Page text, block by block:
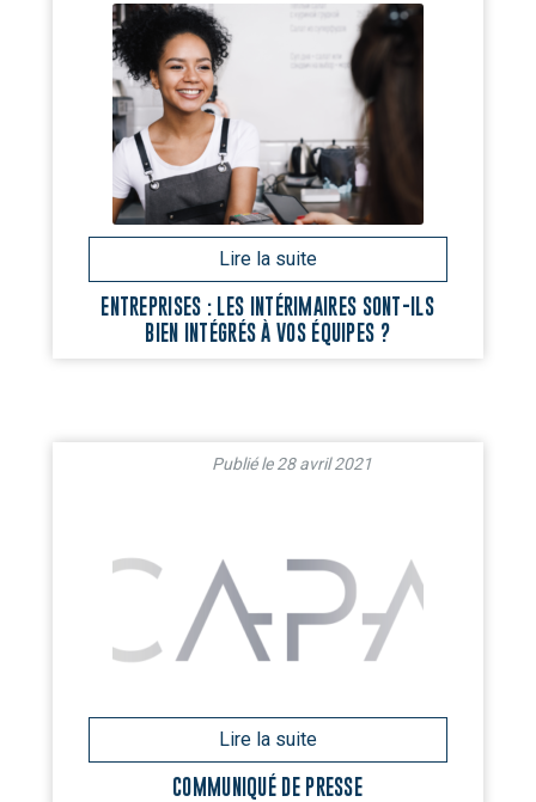
ENTREPRISES : LES INTÉRIMAIRES SONT-ILS
BIEN INTÉGRÉS À VOS ÉQUIPES ?
COMMUNIQUÉ DE PRESSE
28 avril 2021